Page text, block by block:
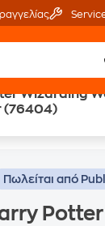
Wizarding
(76404)
Πωλείται από